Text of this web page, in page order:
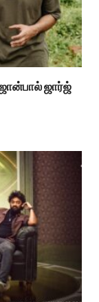
ஜார்ஜ்